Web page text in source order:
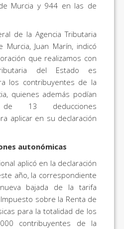
Murcia y 944 en las de
de la Agencia Tributaria
Murcia, Juan Marín, indicó
que realizamos con
del Estado es
los contribuyentes de la
quienes además podían
de 13 deducciones
aplicar en su declaración
autonómicas
aplicó en la declaración
año, la correspondiente
bajada de la tarifa
sobre la Renta de
para la totalidad de los
contribuyentes de la